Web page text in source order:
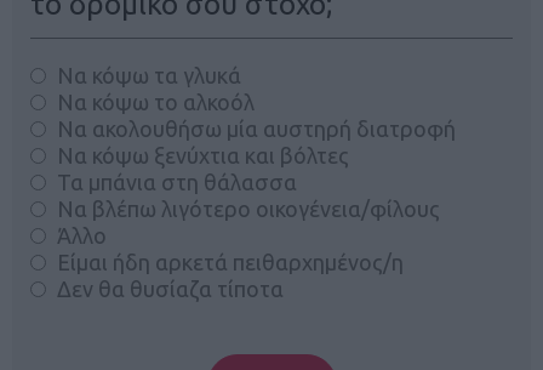
Να κόψω τα γλυκά
Να κόψω το αλκοόλ
Να ακολουθήσω μία αυστηρή διατροφή
Να κόψω ξενύχτια και βόλτες
Τα μπάνια στη θάλασσα
Να βλέπω λιγότερο οικογένεια/φίλους
Άλλο
Είμαι ήδη αρκετά πειθαρχημένος/η
Δεν θα θυσίαζα τίποτα